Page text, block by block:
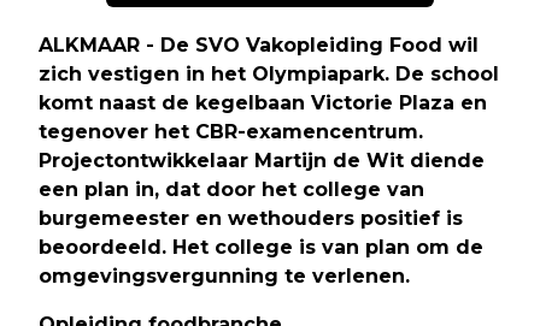
ALKMAAR - De SVO Vakopleiding Food wil
zich vestigen in het Olympiapark. De school
komt naast de kegelbaan Victorie Plaza en
tegenover het CBR-examencentrum.
Projectontwikkelaar Martijn de Wit diende
een plan in, dat door het college van
burgemeester en wethouders positief is
beoordeeld. Het college is van plan om de
omgevingsvergunning te verlenen.